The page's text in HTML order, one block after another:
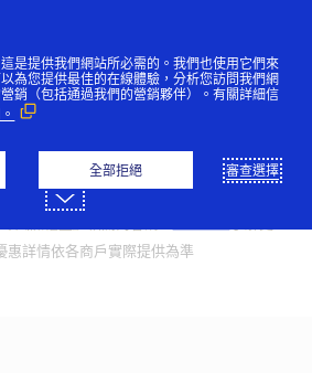
路優選活動
不出門也能安心買遍全世
惠詳情依各商戶實際提供為準
是提供我們網站所必需的。我們也使用它們來
為您提供最佳的在線體驗，分析您訪問我們網
銷（包括通過我們的營銷夥伴）。有關詳細信
全部拒絕 審查選擇